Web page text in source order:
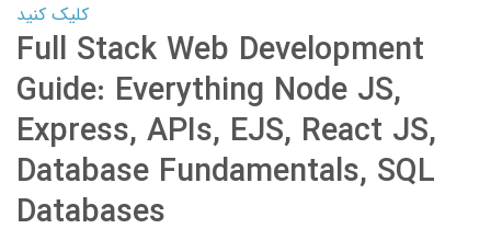
کلیک کنید
Full Stack Web Development
Guide: Everything Node JS,
Express, APIs, EJS, React JS,
Database Fundamentals, SQL
Databases